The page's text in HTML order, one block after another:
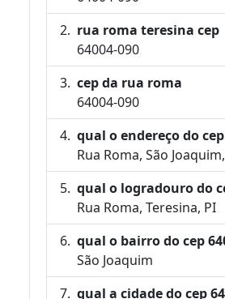
rua roma teresina cep
64004-090
cep da rua roma
64004-090
qual o endereço do cep
Rua Roma, São
qual o logradouro do
Rua Roma, Teresina, PI
qual o bairro do cep
São Joaquim
qual a cidade do cep